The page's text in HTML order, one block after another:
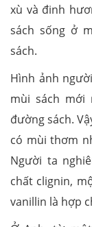
xù và đinh
sách sống ở
sách.
Hình ảnh
mùi sách
đường sách.
có mùi thơm
Người ta
chất clignin,
vanillin là hợp